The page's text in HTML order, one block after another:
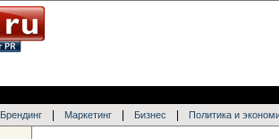
Брендинг Маркетинг Бизнес Политика и